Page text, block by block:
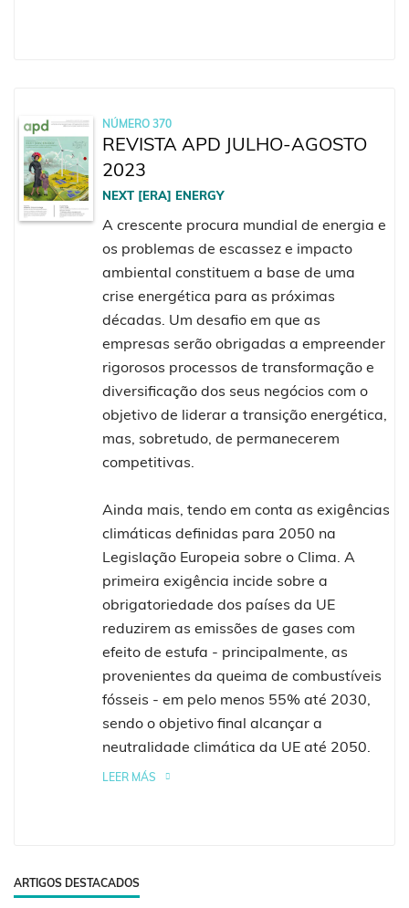
NÚMERO 370
REVISTA APD JULHO-AGOSTO
2023
NEXT [ERA] ENERGY
A crescente procura mundial de energia e
os problemas de escassez e impacto
ambiental constituem a base de uma
crise energética para as próximas
décadas. Um desafio em que as
empresas serão obrigadas a empreender
rigorosos processos de transformação e
diversificação dos seus negócios com o
objetivo de liderar a transição energética,
mas, sobretudo, de permanecerem
competitivas.
Ainda mais, tendo em conta as exigências
climáticas definidas para 2050 na
Legislação Europeia sobre o Clima. A
primeira exigência incide sobre a
obrigatoriedade dos países da UE
reduzirem as emissões de gases com
efeito de estufa - principalmente, as
provenientes da queima de combustíveis
fósseis - em pelo menos 55% até 2030,
sendo o objetivo final alcançar a
neutralidade climática da UE até 2050.
LEER MÁS
ARTIGOS DESTACADOS